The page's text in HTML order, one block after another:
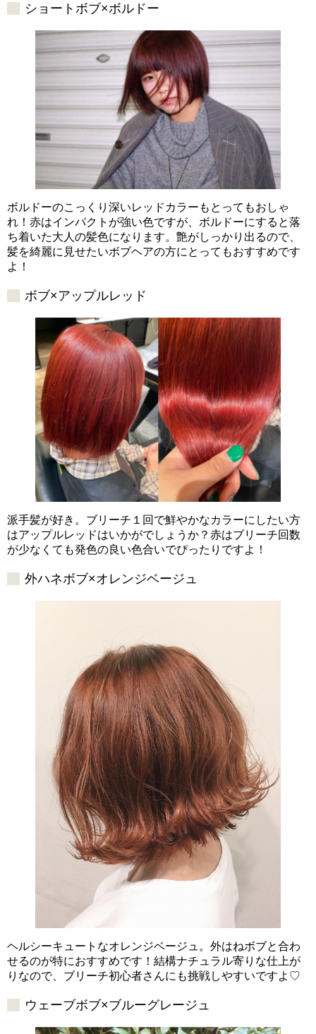
ショートボブ×ボルドー
ボルドーのこっくり深いレッドカラーもとってもおしゃ
れ！赤はインパクトが強い色ですが、ボルドーにすると落
ち着いた大人の髪色になります。艶がしっかり出るので、
髪を綺麗に見せたいボブヘアの方にとってもおすすめです
よ！
ボブ×アップルレッド
派手髪が好き。ブリーチ１回で鮮やかなカラーにしたい方
はアップルレッドはいかがでしょうか？赤はブリーチ回数
が少なくても発色の良い色合いでぴったりですよ！
外ハネボブ×オレンジベージュ
ヘルシーキュートなオレンジベージュ。外はねボブと合わ
せるのが特におすすめです！結構ナチュラル寄りな仕上が
りなので、ブリーチ初心者さんにも挑戦しやすいですよ♡
ウェーブボブ×ブルーグレージュ